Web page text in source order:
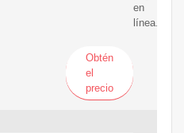
en
línea.
Obtén
el
precio